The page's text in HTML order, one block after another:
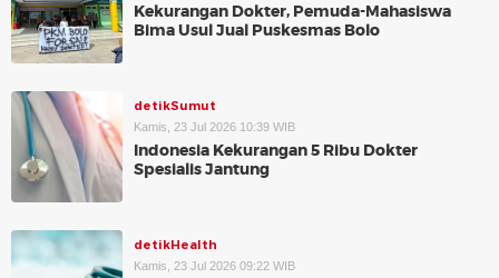
Kekurangan Dokter, Pemuda-Mahasiswa
Bima Usul Jual Puskesmas Bolo
detikSumut
Kamis, 23 Jul 2026 10:39 WIB
Indonesia Kekurangan 5 Ribu Dokter
Spesialis Jantung
detikHealth
Kamis, 23 Jul 2026 09:22 WIB